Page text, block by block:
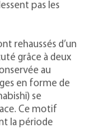
pas les
rehaussés d’un
grâce à deux
au
en forme de
se
Ce motif
la période